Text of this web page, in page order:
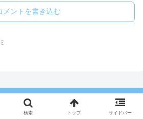
メントを書き込む
LOG（クツログ）
検索 トップ サイドバー